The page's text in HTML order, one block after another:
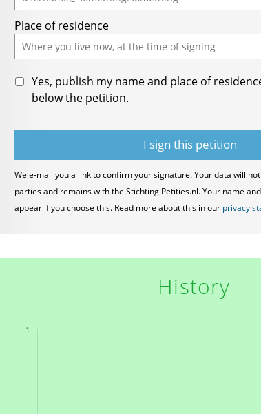
Place of residence
Yes, publish my name and place of
below the petition.
We e-mail you a link to confirm your signature. Your data will
parties and remains with the Stichting Petities.nl. Your name
appear if you choose this. Read more about this in our privacy
History